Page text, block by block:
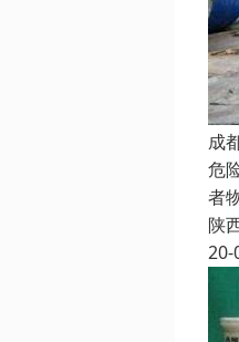
成
危
者
陕
20-